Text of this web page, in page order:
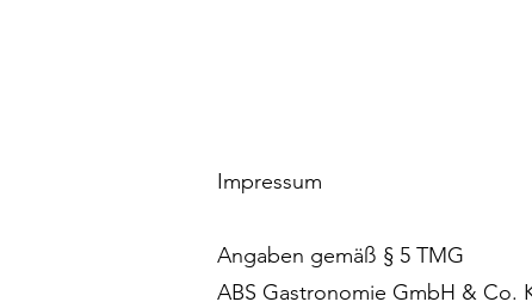
Impressum
Angaben gemäß § 5 TMG
ABS Gastronomie GmbH & Co.